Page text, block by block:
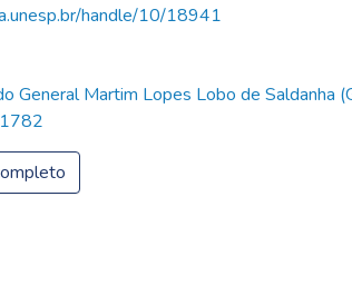
handle/10/18941
General Martim Lopes Lobo de Saldanha